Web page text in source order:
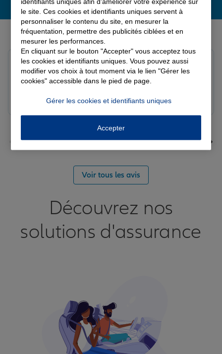
Derniers avis de nos agences Allianz
Note de 5 sur 5
Le 05/08/2026 - Agence FORT DE FRANCE
Yori A.
Voir tous les avis
Découvrez nos
solutions d'assurance
le site. Ces cookies et identifiants uniques servent à
personnaliser le contenu du site, en mesurer la
fréquentation, permettre des publicités ciblées et en
mesurer les performances.
En cliquant sur le bouton "Accepter" vous acceptez tous
les cookies et identifiants uniques. Vous pouvez aussi
modifier vos choix à tout moment via le lien "Gérer les
cookies" accessible dans le pied de page.
Gérer les cookies et identifiants uniques
Accepter